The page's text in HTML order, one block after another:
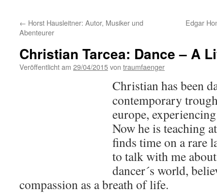
← Horst Hausleitner: Autor, Musiker und
Abenteurer
Edgar
Christian Tarcea: Dance – A
Veröffentlicht am 29/04/2015von traumfaenger
Christian has been
contemporary
europe,
Now he is teaching
finds time on a rare
to talk with me
dancer´s world,
compassion as a breath of life.